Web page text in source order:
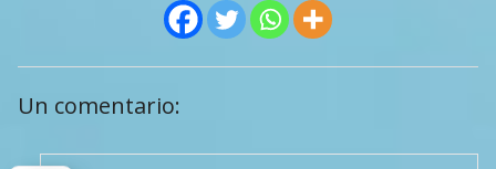
Un comentario: